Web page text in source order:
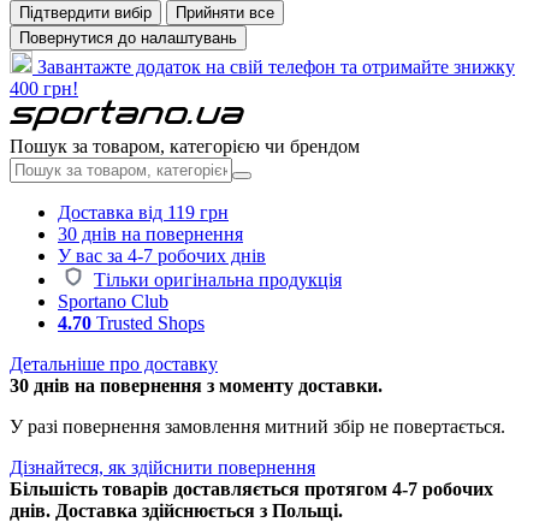
Підтвердити вибір
Прийняти все
Повернутися до налаштувань
Завантажте додаток на свій телефон та отримайте знижку
400 грн!
Пошук за товаром, категорією чи брендом
Доставка від 119 грн
30 днів на повернення
У вас за 4-7 робочих днів
Тільки оригінальна продукція
Sportano Club
4.70 Trusted Shops
Детальніше про доставку
30 днів на повернення з моменту доставки.
У разі повернення замовлення митний збір не повертається.
Дізнайтеся, як здійснити повернення
Більшість товарів доставляється протягом 4-7 робочих
днів. Доставка здійснюється з Польщі.